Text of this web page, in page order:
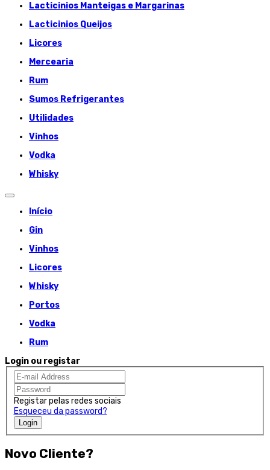
Lacticinios Manteigas e Margarinas
Lacticinios Queijos
Licores
Mercearia
Rum
Sumos Refrigerantes
Utilidades
Vinhos
Vodka
Whisky
Início
Gin
Vinhos
Licores
Whisky
Portos
Vodka
Rum
Login ou registar
Registar pelas redes sociais
Esqueceu da password?
Login
Novo Cliente?